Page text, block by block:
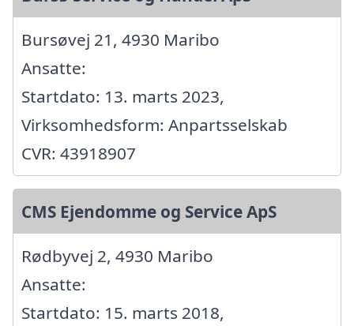
Bursøvej 21, 4930 Maribo
Ansatte:
Startdato: 13. marts 2023,
Virksomhedsform: Anpartsselskab
CVR: 43918907
CMS Ejendomme og Service ApS
Rødbyvej 2, 4930 Maribo
Ansatte:
Startdato: 15. marts 2018,